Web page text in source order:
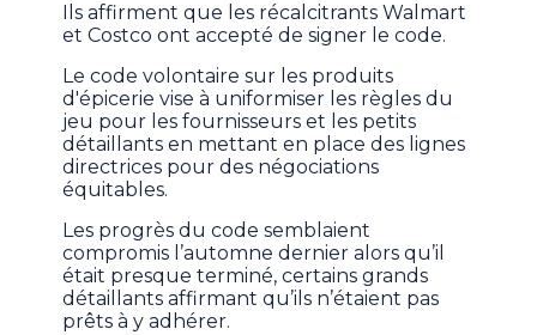
Ils affirment que les récalcitrants Walmart
et Costco ont accepté de signer le code.
Le code volontaire sur les produits
d'épicerie vise à uniformiser les règles du
jeu pour les fournisseurs et les petits
détaillants en mettant en place des lignes
directrices pour des négociations
équitables.
Les progrès du code semblaient
compromis l’automne dernier alors qu’il
était presque terminé, certains grands
détaillants affirmant qu’ils n’étaient pas
prêts à y adhérer.